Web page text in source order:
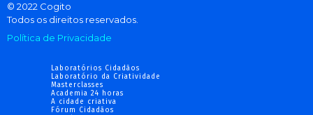
© 2022 Cogito
Todos os direitos reservados.
Política de Privacidade
Laboratórios Cidadãos
Laboratório da Criatividade
Masterclasses
Academia 24 horas
A cidade criativa
Fórum Cidadãos